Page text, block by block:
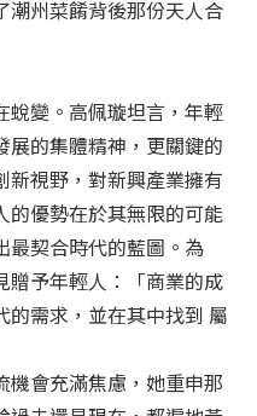
潮州菜餚背後那份天人合
蛻變。高佩璇坦言，年輕
展的集體精神，更關鍵的
新視野，對新興產業擁有
的優勢在於其無限的可能
最契合時代的藍圖。為
贈予年輕人：「商業的成
需求，並在其中找到 屬
機會充滿焦慮，她重申那